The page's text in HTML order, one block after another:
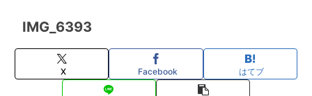
IMG_6393
X Facebook はてブ